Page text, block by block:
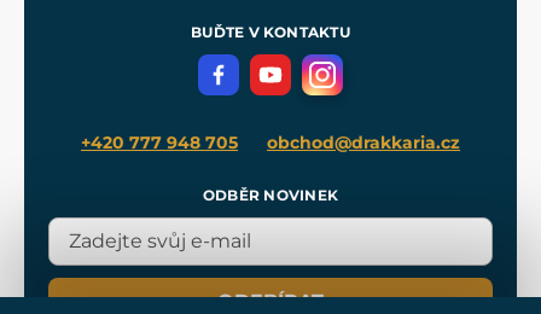
Meče pro Kingdom Come
BUĎTE V KONTAKTU
+420 777 948 705 obchod@drakkaria.cz
ODBĚR NOVINEK
ODEBÍRAT